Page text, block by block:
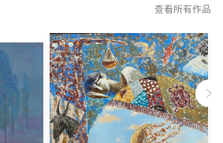
查看所有作品